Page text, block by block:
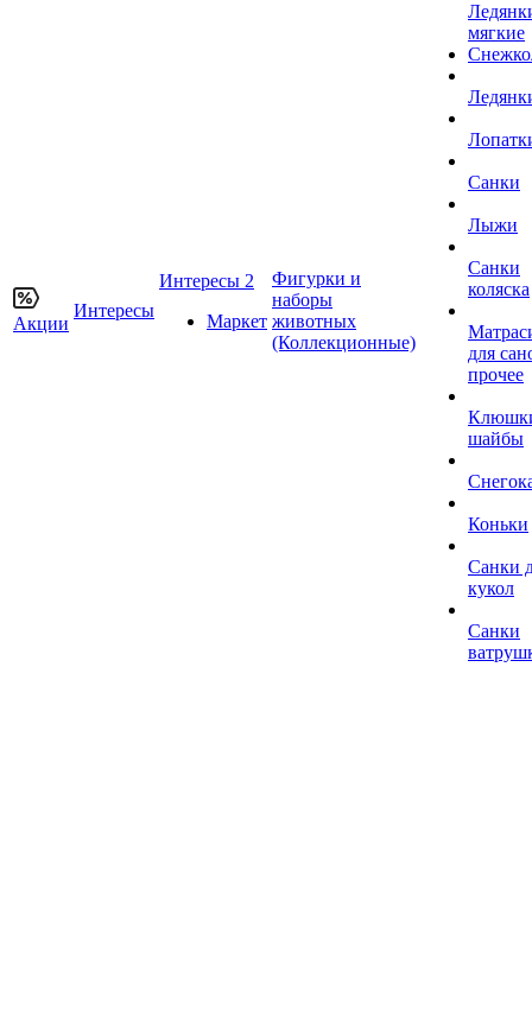
Акции
Интересы
Интересы 2
Маркет
Фигурки и
наборы
животных
(Коллекционные)
мягкие
Санки
Лыжи
Санки
коляска
для
прочее
шайбы
Коньки
Санки
кукол
Санки